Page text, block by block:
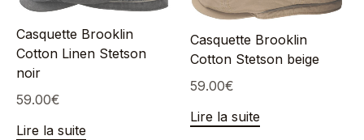
Casquette Brooklin
Cotton Linen Stetson
noir
59.00€
Lire la suite
Casquette Brooklin
Cotton Stetson beige
59.00€
Lire la suite